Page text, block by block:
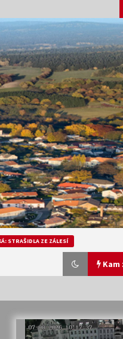
STRAŠIDLA ZE ZÁLESÍ
Veselí